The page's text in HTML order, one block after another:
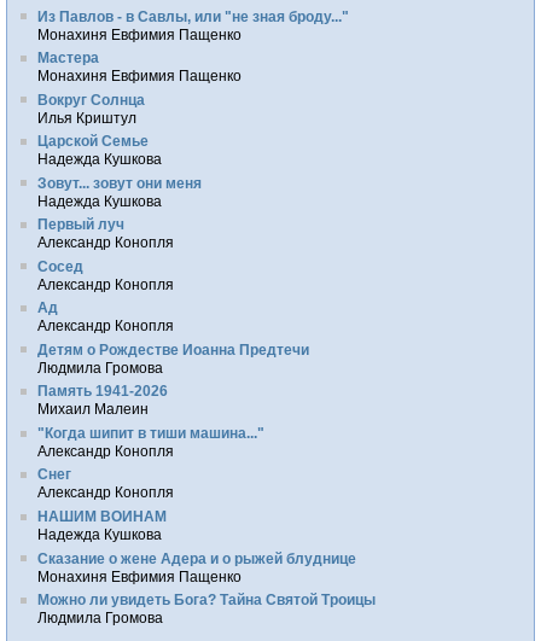
Из Павлов - в Савлы, или "не зная броду..."
Монахиня Евфимия Пащенко
Мастера
Монахиня Евфимия Пащенко
Вокруг Солнца
Илья Криштул
Царской Семье
Надежда Кушкова
Зовут... зовут они меня
Надежда Кушкова
Первый луч
Александр Конопля
Сосед
Александр Конопля
Ад
Александр Конопля
Детям о Рождестве Иоанна Предтечи
Людмила Громова
Память 1941-2026
Михаил Малеин
"Когда шипит в тиши машина..."
Александр Конопля
Снег
Александр Конопля
НАШИМ ВОИНАМ
Надежда Кушкова
Сказание о жене Адера и о рыжей блуднице
Монахиня Евфимия Пащенко
Можно ли увидеть Бога? Тайна Святой Троицы
Людмила Громова